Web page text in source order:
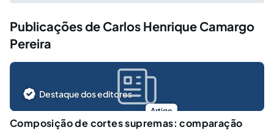
Publicações de Carlos Henrique Camargo
Pereira
Artigo
Destaque dos editores
Composição de cortes supremas: comparação